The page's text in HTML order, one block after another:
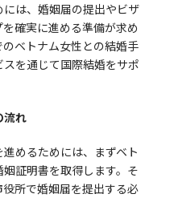
は、婚姻届の提出やビザ
確実に進める準備が求め
ベトナム女性との結婚手
を通じて国際結婚をサポ
流れ
めるためには、まずベト
証明書を取得します。そ
所で婚姻届を提出する必